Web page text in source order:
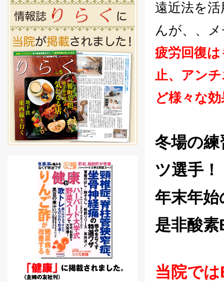
遠近法を
んが、、
疲労回復
止、アン
ど様々な
冬場の
ツ選手！
年末年
是非酸
当院で